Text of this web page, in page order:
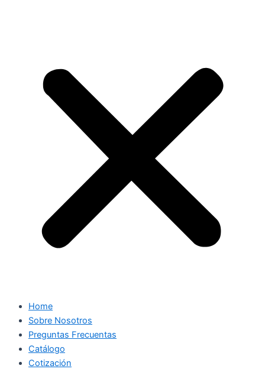
Home
Sobre Nosotros
Preguntas Frecuentas
Catálogo
Cotización